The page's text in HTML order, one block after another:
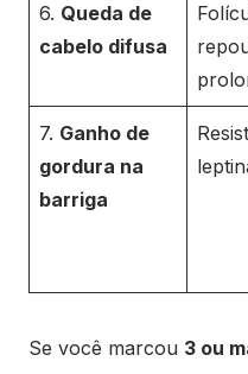
6. Queda de
cabelo difusa
7. Ganho de
gordura na
barriga
Se você marcou 3 ou